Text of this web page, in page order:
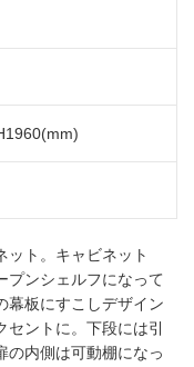
ット。キャビネット
プンシェルフになって
幕板にすこしデザイン
ントに。下段には引
の内側は可動棚になっ